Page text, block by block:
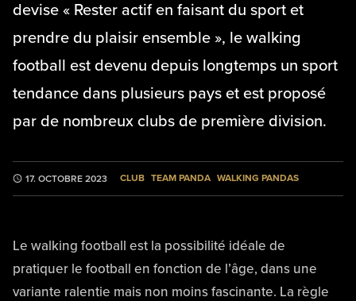
devise « Rester actif en faisant du sport et
prendre du plaisir ensemble », le walking
football est devenu depuis longtemps un sport
tendance dans plusieurs pays et est proposé
par de nombreux clubs de première division.
17. OCTOBRE 2023 CLUB TEAM PANDA WALKING PANDAS
Le walking football est la possibilité idéale de
pratiquer le football en fonction de l’âge, dans une
variante ralentie mais non moins fascinante. La règle